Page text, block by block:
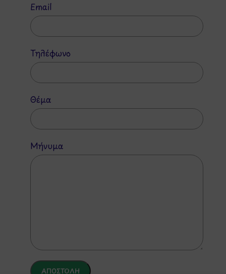
Email
Τηλέφωνο
Θέμα
Μήνυμα